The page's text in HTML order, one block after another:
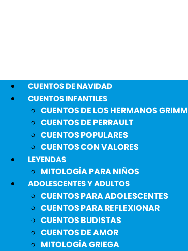
CUENTOS DE NAVIDAD
CUENTOS INFANTILES
CUENTOS DE LOS HERMANOS GRIMM
CUENTOS DE PERRAULT
CUENTOS POPULARES
CUENTOS CON VALORES
LEYENDAS
MITOLOGÍA PARA NIÑOS
ADOLESCENTES Y ADULTOS
CUENTOS PARA ADOLESCENTES
CUENTOS PARA REFLEXIONAR
CUENTOS BUDISTAS
CUENTOS DE AMOR
MITOLOGÍA GRIEGA